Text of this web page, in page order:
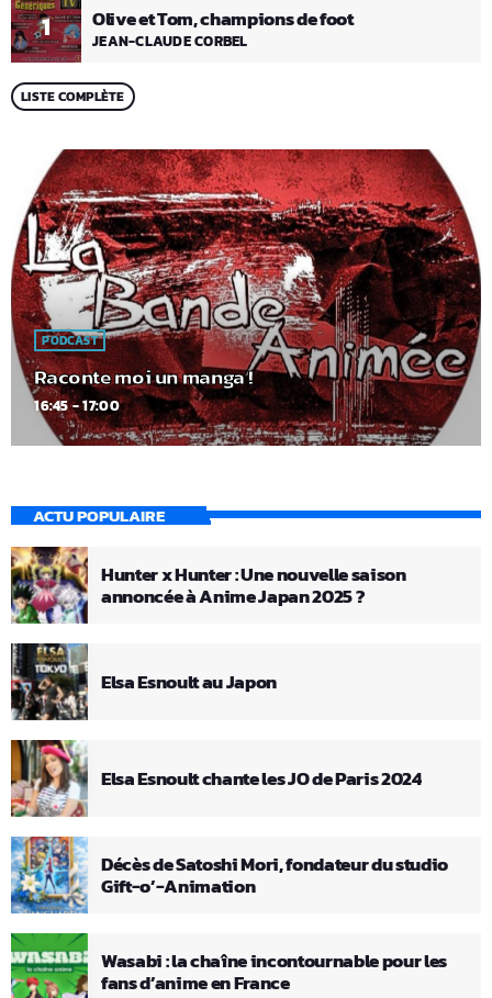
1 Olive et Tom, champions de foot
JEAN-CLAUDE CORBEL
LISTE COMPLÈTE
PODCAST
Raconte moi un manga !
16:45 - 17:00
ACTU POPULAIRE
Hunter x Hunter : Une nouvelle saison
annoncée à Anime Japan 2025 ?
Elsa Esnoult au Japon
Elsa Esnoult chante les JO de Paris 2024
Décès de Satoshi Mori, fondateur du studio
Gift-o’-Animation
Wasabi : la chaîne incontournable pour les
fans d’anime en France